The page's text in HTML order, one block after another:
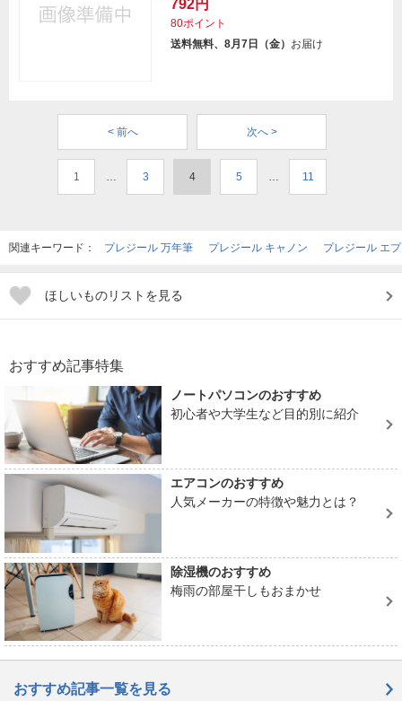
792円
80ポイント
送料無料、8月7日（金） お届け
< 前へ 次へ >
1 3 4 5 11
関連キーワード： プレジール 万年筆 プレジール キャノン プレジール エ
ほしいものリストを見る
おすすめ記事特集
ノートパソコンのおすすめ
初心者や大学生など目的別に紹介
エアコンのおすすめ
人気メーカーの特徴や魅力とは？
除湿機のおすすめ
梅雨の部屋干しもおまかせ
おすすめ記事一覧を見る